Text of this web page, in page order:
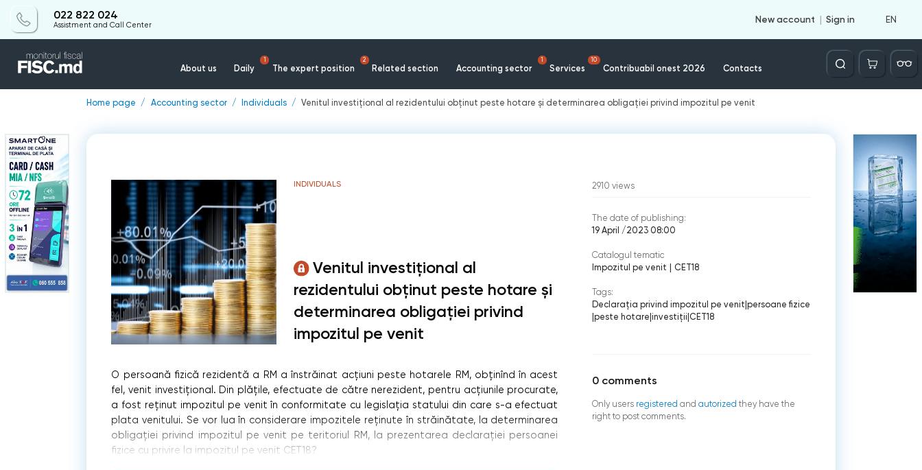
022 822 024
Assistment and Call Center
New account Sign in EN
About us Daily
1
The expert position
2
Related section Accounting sector
1
Services
10
Contribuabil onest 2026 Contacts
Căutare
Home page Accounting sector Individuals Venitul investițional al rezidentului obținut peste hotare și determinarea obligației privind impozitul pe venit
INDIVIDUALS
Venitul investițional al
rezidentului obținut peste hotare și
determinarea obligației privind
impozitul pe venit
O persoană fizică rezidentă a RM a înstrăinat acțiuni peste hotarele RM, obținînd în acest
fel, venit investițional. Din plățile, efectuate de către nerezident, pentru acțiunile procurate,
a fost reținut impozitul pe venit în conformitate cu legislația statului din care s-a efectuat
plata venitului. Se vor lua în considerare impozitele reținute în străinătate, la determinarea
obligației privind impozitul pe venit pe teritoriul RM, la prezentarea declarației persoanei
fizice cu privire la impozitul pe venit CET18?
2910 views
The date of publishing:
19 April /2023 08:00
Catalogul tematic
Impozitul pe venit
CET18
Tags:
Declarația privind impozitul pe venit persoane fizice
peste hotare investiţii CET18
0 comments
Only users registered and autorized they have the
right to post comments.